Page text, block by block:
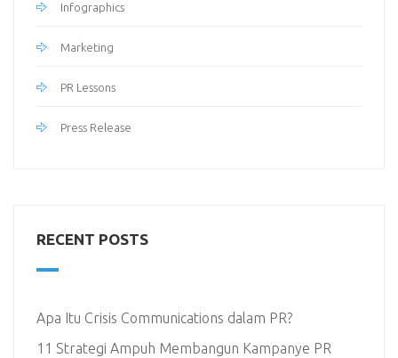
Infographics
Marketing
PR Lessons
Press Release
RECENT POSTS
Apa Itu Crisis Communications dalam PR?
11 Strategi Ampuh Membangun Kampanye PR